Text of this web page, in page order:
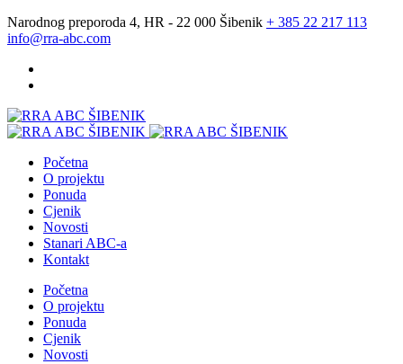
Narodnog preporoda 4, HR - 22 000 Šibenik + 385 22 217 113
info@rra-abc.com
Početna
O projektu
Ponuda
Cjenik
Novosti
Stanari ABC-a
Kontakt
Početna
O projektu
Ponuda
Cjenik
Novosti